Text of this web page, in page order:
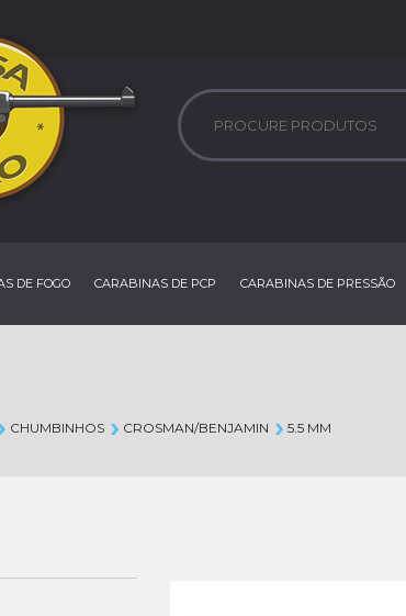
DE FOGO CARABINAS DE PCP CARABINAS DE PRESSÃO
CHUMBINHOS CROSMAN/BENJAMIN 5.5 MM